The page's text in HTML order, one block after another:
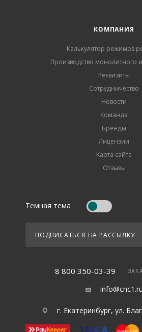
КОМПАНИЯ
Калькулятор режимов
Производство монолитного
Реквизиты
Сотрудничество
Новости
Команда
Бренды
Лицензии
Карта сайта
Отзывы
Темная тема
ПОДПИСАТЬСЯ НА РАССЫЛКУ
8 800 350-03-39
info@cnc1.ru
г. Екатеринбург, ул.